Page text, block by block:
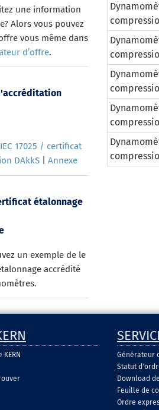
une information
Alors vous pouvez
vous même dans
d’offre.
17025 / certificat
DAkkS
Annexe
étalonnage
un exemple de le
accrédité
Générateur
Statut
Download
Feuille de
Ordre expres